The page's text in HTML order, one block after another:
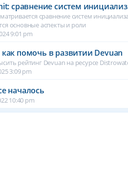
сравнение систем
сравнение систем
основные аспекты и роли
9:01 pm
помочь в развитии Devuan
рейтинг Devuan на ресурсе
3:09 pm
началось
10:40 pm